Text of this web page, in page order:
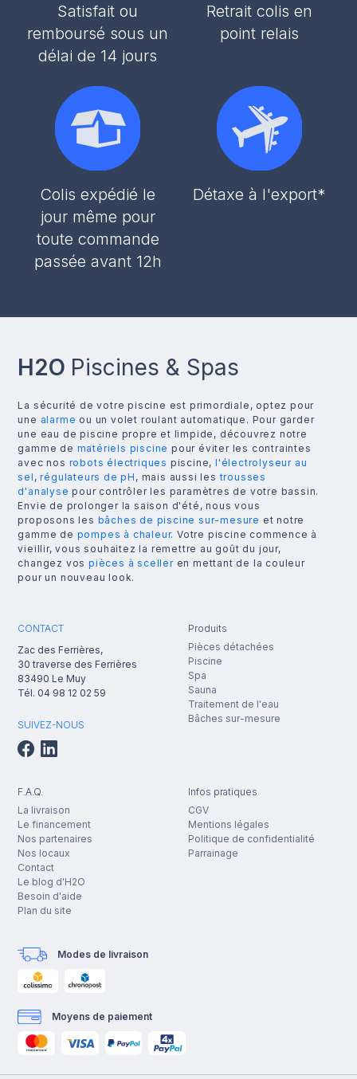
Satisfait ou
remboursé sous un
délai de 14 jours
Retrait colis en
point relais
Colis expédié le
jour même pour
toute commande
passée avant 12h
Détaxe à l'export*
H2O Piscines & Spas
La sécurité de votre piscine est primordiale, optez pour
une alarme ou un volet roulant automatique. Pour garder
une eau de piscine propre et limpide, découvrez notre
gamme de matériels piscine pour éviter les contraintes
avec nos robots électriques piscine, l'électrolyseur au
sel ,régulateurs de pH , mais aussi lestrousses
d'analyse pour contrôler les paramètres de votre bassin.
Envie de prolonger la saison d'été, nous vous
proposons les bâches de piscine sur-mesure et notre
gamme de pompes à chaleur. Votre piscine commence à
vieillir, vous souhaitez la remettre au goût du jour,
changez vos pièces à scelleren mettant de la couleur
pour un nouveau look.
CONTACT
Zac des Ferrières,
30 traverse des Ferrières
83490 Le Muy
Tél. 04 98 12 02 59
SUIVEZ-NOUS
Produits
Pièces détachées
Piscine
Spa
Sauna
Traitement de l'eau
Bâches sur-mesure
F.A.Q.
La livraison
Le financement
Nos partenaires
Nos locaux
Contact
Le blog d'H2O
Besoin d'aide
Plan du site
Infos pratiques
CGV
Mentions légales
Politique de confidentialité
Parrainage
Modes de livraison
Moyens de paiement